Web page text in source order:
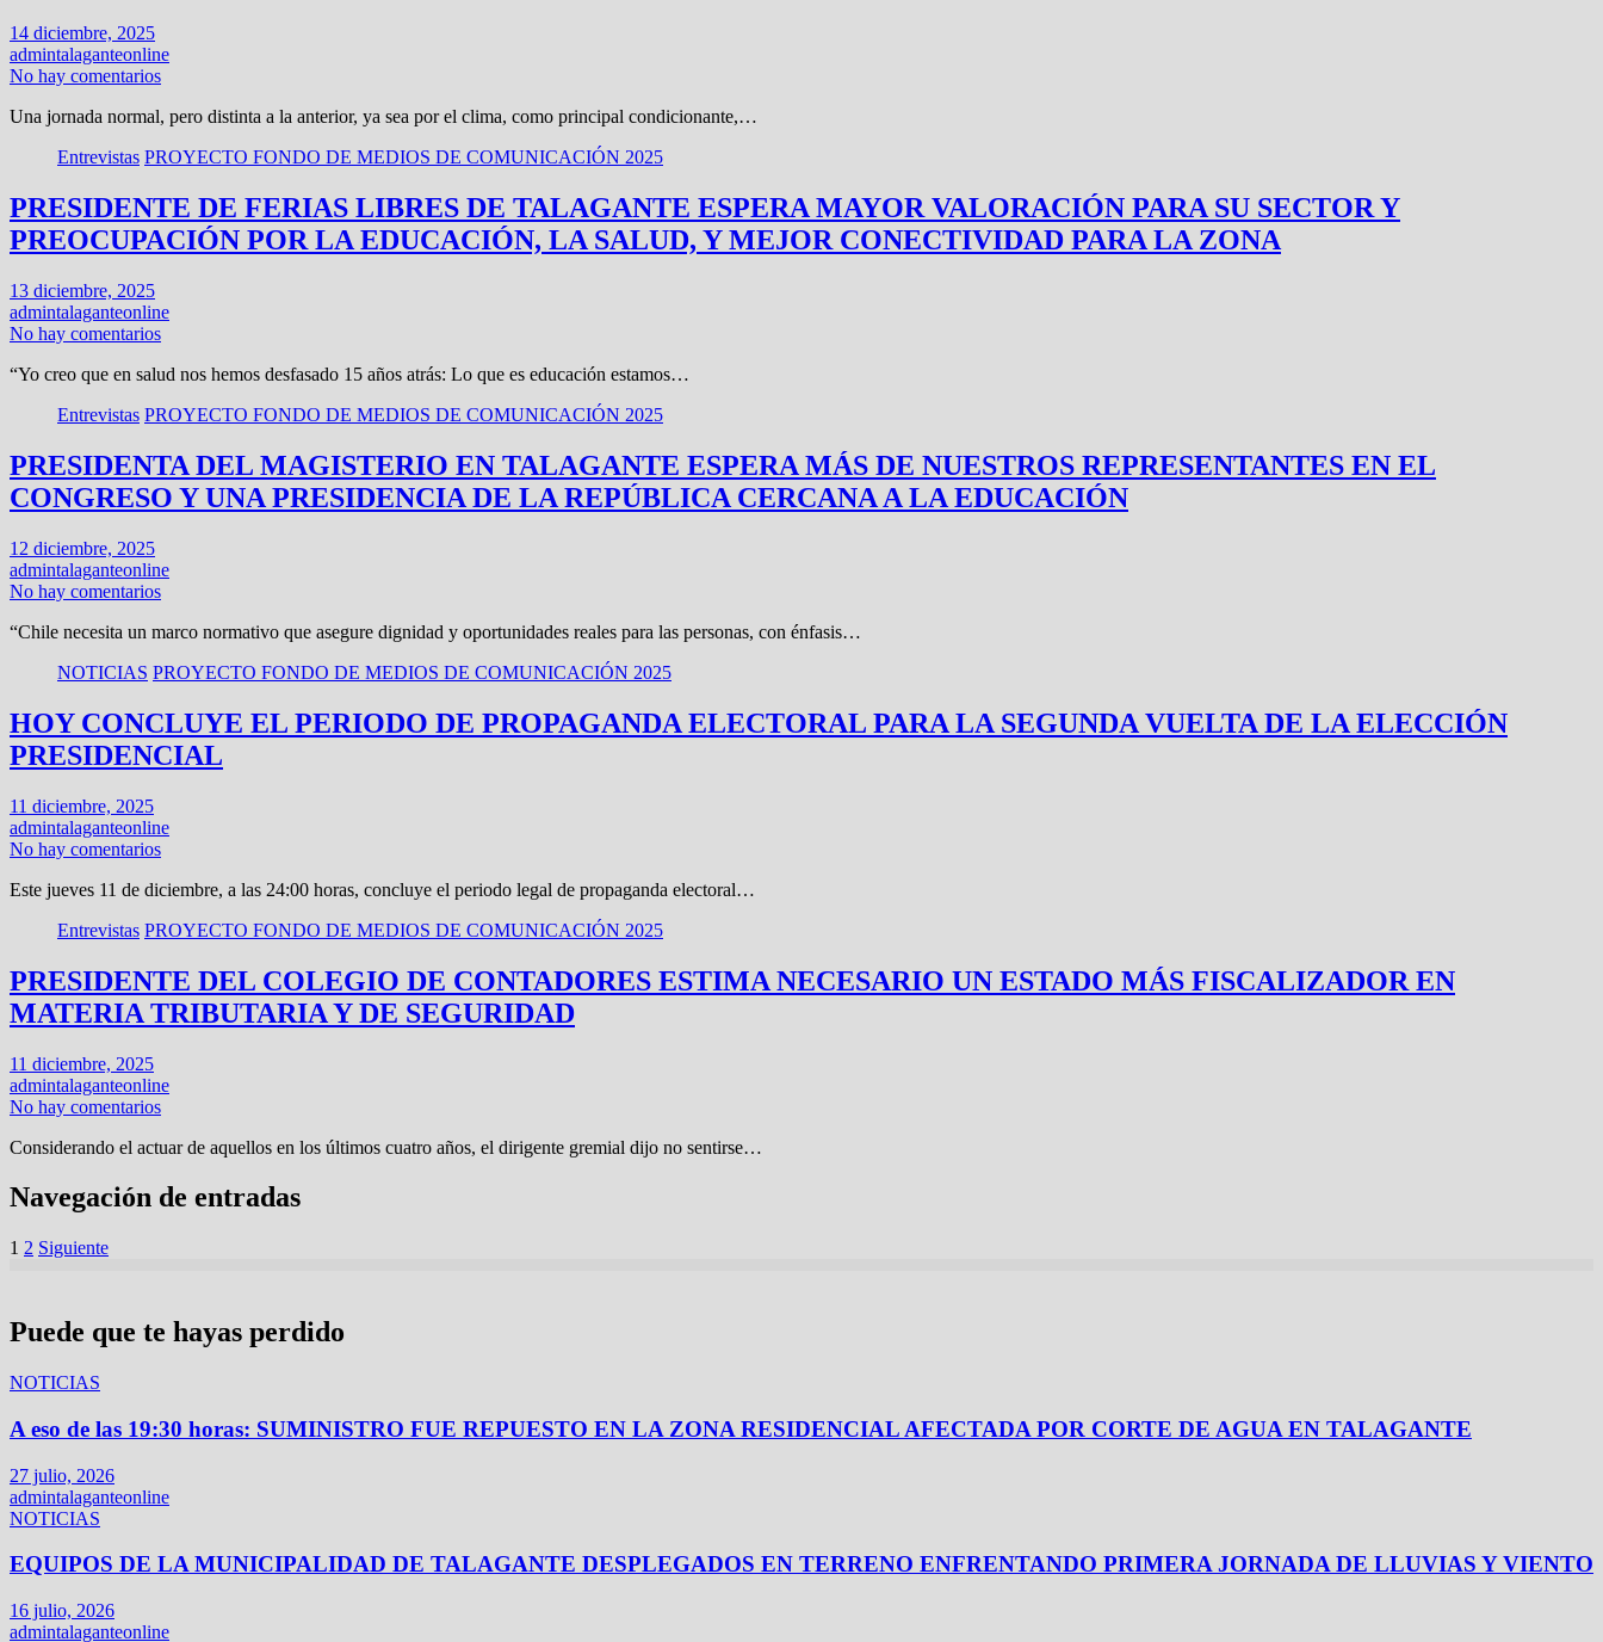
14 diciembre, 2025
admintalaganteonline
No hay comentarios
Una jornada normal, pero distinta a la anterior, ya sea por el clima, como principal condicionante,…
Entrevistas PROYECTO FONDO DE MEDIOS DE COMUNICACIÓN 2025
PRESIDENTE DE FERIAS LIBRES DE TALAGANTE ESPERA MAYOR VALORACIÓN PARA SU SECTOR Y
PREOCUPACIÓN POR LA EDUCACIÓN, LA SALUD, Y MEJOR CONECTIVIDAD PARA LA ZONA
13 diciembre, 2025
admintalaganteonline
No hay comentarios
“Yo creo que en salud nos hemos desfasado 15 años atrás: Lo que es educación estamos…
Entrevistas PROYECTO FONDO DE MEDIOS DE COMUNICACIÓN 2025
PRESIDENTA DEL MAGISTERIO EN TALAGANTE ESPERA MÁS DE NUESTROS REPRESENTANTES EN EL
CONGRESO Y UNA PRESIDENCIA DE LA REPÚBLICA CERCANA A LA EDUCACIÓN
12 diciembre, 2025
admintalaganteonline
No hay comentarios
“Chile necesita un marco normativo que asegure dignidad y oportunidades reales para las personas, con énfasis…
NOTICIAS PROYECTO FONDO DE MEDIOS DE COMUNICACIÓN 2025
HOY CONCLUYE EL PERIODO DE PROPAGANDA ELECTORAL PARA LA SEGUNDA VUELTA DE LA ELECCIÓN
PRESIDENCIAL
11 diciembre, 2025
admintalaganteonline
No hay comentarios
Este jueves 11 de diciembre, a las 24:00 horas, concluye el periodo legal de propaganda electoral…
Entrevistas PROYECTO FONDO DE MEDIOS DE COMUNICACIÓN 2025
PRESIDENTE DEL COLEGIO DE CONTADORES ESTIMA NECESARIO UN ESTADO MÁS FISCALIZADOR EN
MATERIA TRIBUTARIA Y DE SEGURIDAD
11 diciembre, 2025
admintalaganteonline
No hay comentarios
Considerando el actuar de aquellos en los últimos cuatro años, el dirigente gremial dijo no sentirse…
Navegación de entradas
1 2 Siguiente
Puede que te hayas perdido
NOTICIAS
A eso de las 19:30 horas: SUMINISTRO FUE REPUESTO EN LA ZONA RESIDENCIAL AFECTADA POR CORTE DE AGUA EN TALAGANTE
27 julio, 2026
admintalaganteonline
NOTICIAS
EQUIPOS DE LA MUNICIPALIDAD DE TALAGANTE DESPLEGADOS EN TERRENO ENFRENTANDO PRIMERA JORNADA DE LLUVIAS Y VIENTO
16 julio, 2026
admintalaganteonline